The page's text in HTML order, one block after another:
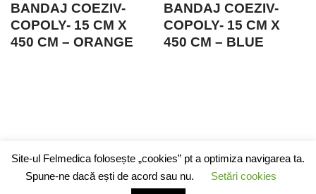
BANDAJ COEZIV-
COPOLY- 15 CM X
450 CM – ORANGE
BANDAJ COEZIV-
COPOLY- 15 CM X
450 CM – BLUE
Contact Prezentare Parteneri
Site-ul Felmedica folosește „cookies” pt a optimiza navigarea ta.
Spune-ne dacă ești de acord sau nu.
Setări cookies